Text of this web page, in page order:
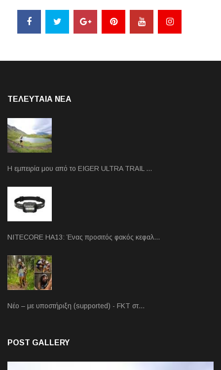
ΤΕΛΕΥΤΑΙΑ NEA
Η εμπειρία μου από το EIGER ULTRA TRAIL …
NITECORE HA13: Ένας προσιτός φακός κεφαλ…
Νέο – με υποστήριξη (supported) - FKT στ…
POST GALLERY